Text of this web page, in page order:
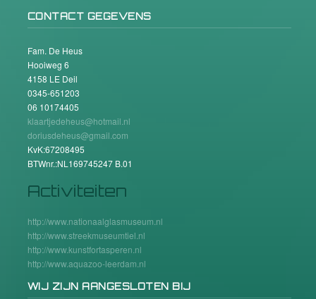
CONTACT GEGEVENS
Fam. De Heus
Hooiweg 6
4158 LE Deil
0345-651203
06 10174405
klaartjedeheus@hotmail.nl
doriusdeheus@gmail.com
KvK:67208495
BTWnr.:NL169745247 B.01
Activiteiten
http://www.nationaalglasmuseum.nl
http://www.streekmuseumtiel.nl
http://www.kunstfortasperen.nl
http://www.aquazoo-leerdam.nl
WIJ ZIJN AANGESLOTEN BIJ